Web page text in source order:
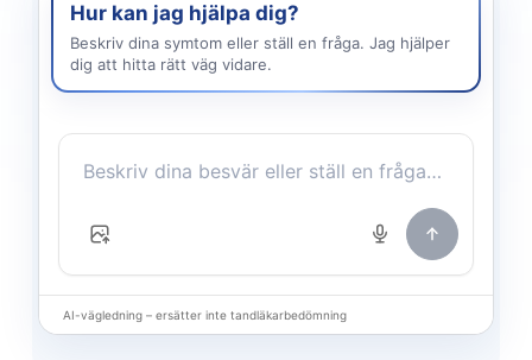
Hur kan jag hjälpa dig?
Beskriv dina symtom eller ställ en fråga. Jag hjälper
dig att hitta rätt väg vidare.
AI-vägledning – ersätter inte tandläkarbedömning